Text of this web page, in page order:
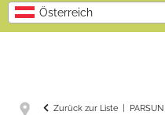
Österreich
Zurück zur Liste